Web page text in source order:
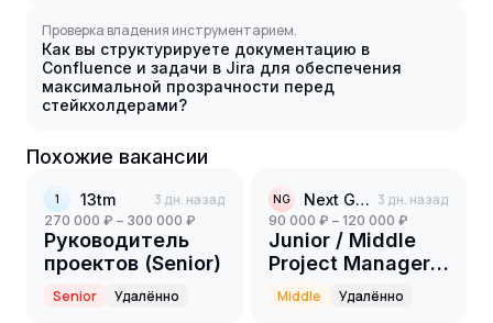
Проверка владения инструментарием.
Как вы структурируете документацию в
Confluence и задачи в Jira для обеспечения
максимальной прозрачности перед
стейкхолдерами?
Похожие вакансии
1 13tm 3 дн. назад
270 000 ₽ – 300 000 ₽
Руководитель
проектов (Senior)
Senior Удалённо
NG Next Genium 3 дн. назад
90 000 ₽ – 120 000 ₽
Junior / Middle
Project Manager
(PR-
направление)
Middle Удалённо